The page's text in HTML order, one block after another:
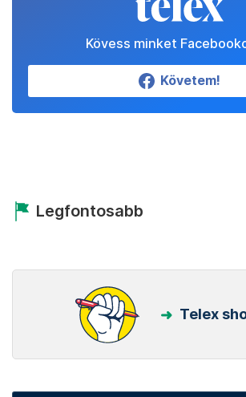
Kövess minket
Követem!
Legfontosabb
Telex